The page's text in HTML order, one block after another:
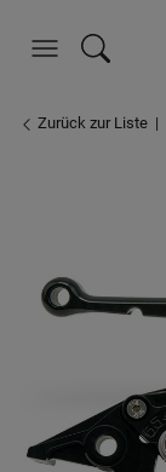
Zurück zur Liste